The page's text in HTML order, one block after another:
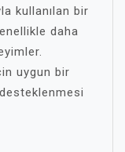
kullanılan bir
daha
uygun bir